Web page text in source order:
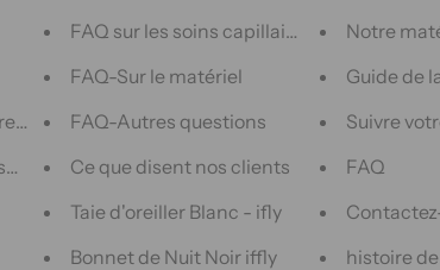
FAQ sur les soins capillaires
FAQ-Sur le matériel
FAQ-Autres questions
Ce que disent nos clients
Taie d'oreiller Blanc - ifly
Bonnet de Nuit Noir iffly
Notre
Guide de
Suivre
FAQ
histoire